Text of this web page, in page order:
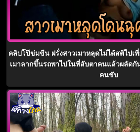
คลิปโป๊ข่มขืน ฝรั่งสาวเมาหลุดไม่ได้สติไปเ
เมาลากขึ้นรถพาไปในที่ลับตาคนแล้วผลัดกั
คนขับ